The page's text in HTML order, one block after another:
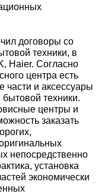
договоры со
техники, в
Haier. Согласно
центра есть
части и аксессуары
бытовой техники.
центры и
заказать
непосредственно
установка
экономически